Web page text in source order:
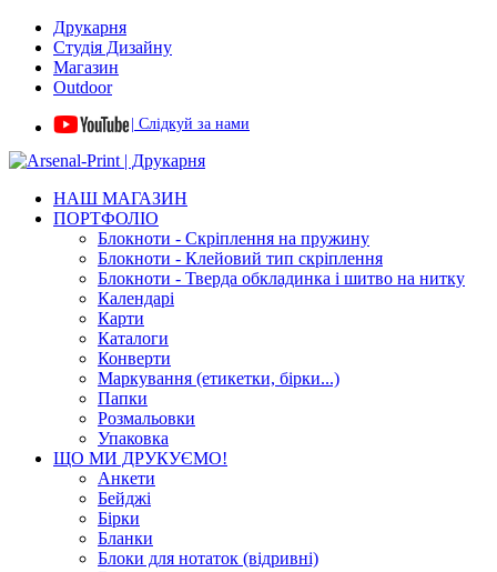
Друкарня
Студія Дизайну
Магазин
Outdoor
| Слідкуй за нами
НАШ МАГАЗИН
ПОРТФОЛІО
Блокноти - Скріплення на пружину
Блокноти - Клейовий тип скріплення
Блокноти - Тверда обкладинка і шитво на нитку
Календарі
Карти
Каталоги
Конверти
Маркування (етикетки, бірки...)
Папки
Розмальовки
Упаковка
ЩО МИ ДРУКУЄМО!
Анкети
Бейджі
Бірки
Бланки
Блоки для нотаток (відривні)